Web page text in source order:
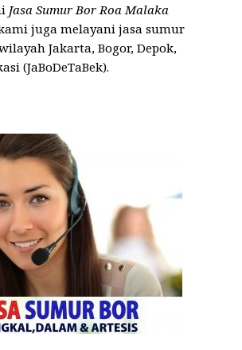
Jasa Sumur Bor Roa Malaka
juga melayani jasa sumur
Jakarta, Bogor, Depok,
(JaBoDeTaBek).